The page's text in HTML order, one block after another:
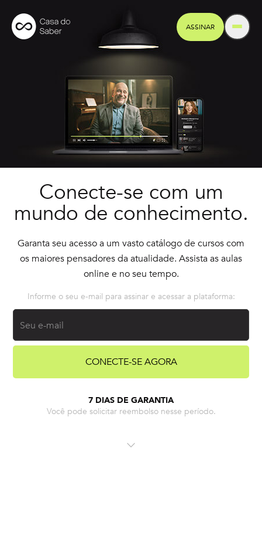
ASSINAR
Conecte-se com um
mundo de conhecimento.
Garanta seu acesso a um vasto catálogo de cursos com
os maiores pensadores da atualidade. Assista as aulas
online e no seu tempo.
Informe o seu e-mail para assinar e acessar a plataforma:
Seu e-mail
CONECTE-SE AGORA
7 DIAS DE GARANTIA
Você pode solicitar reembolso nesse período.